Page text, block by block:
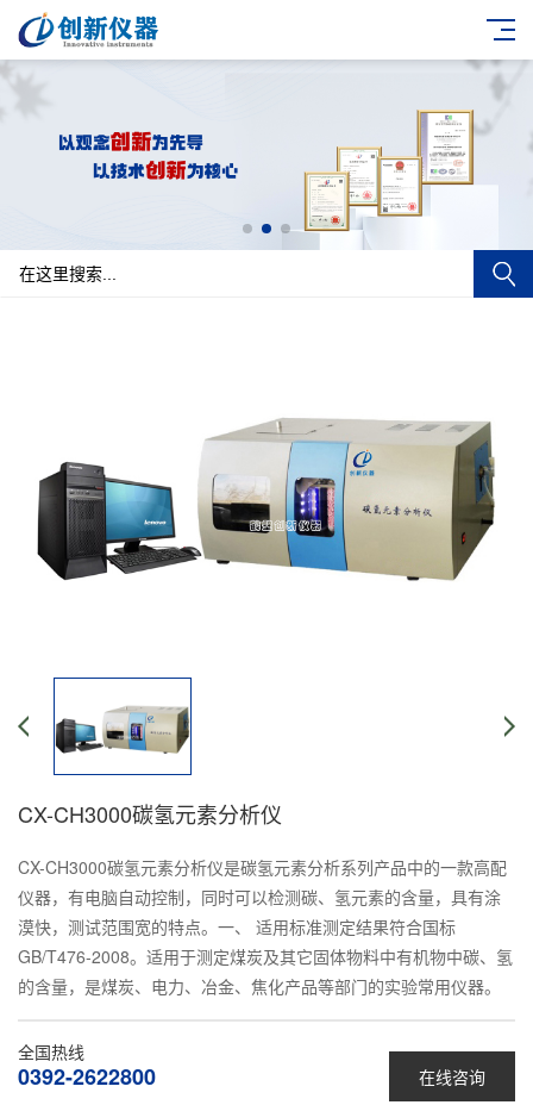
CX-CH3000碳氢元素分析仪
CX-CH3000碳氢元素分析仪是碳氢元素分析系列产品中的一款高配
仪器，有电脑自动控制，同时可以检测碳、氢元素的含量，具有涂
漠快，测试范围宽的特点。一、 适用标准测定结果符合国标
GB/T476-2008。适用于测定煤炭及其它固体物料中有机物中碳、氢
的含量，是煤炭、电力、冶金、焦化产品等部门的实验常用仪器。
在线咨询
全国热线
0392-2622800